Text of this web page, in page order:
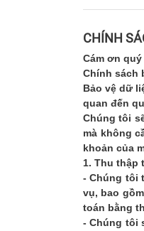
CHÍNH
Cám ơn
Chính sách
Bảo vệ dữ
quan đến
Chúng tôi
mà không
khoản của
1. Thu thập
- Chúng tôi
vụ, bao
toán bằng
- Chúng tôi